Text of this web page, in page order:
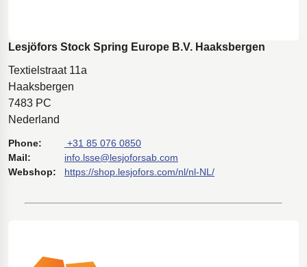
Lesjöfors Stock Spring Europe B.V. Haaksbergen
Textielstraat 11a
Haaksbergen
7483 PC
Nederland
Phone:
+31 85 076 0850
Mail:
info.lsse@lesjoforsab.com
Webshop:
https://shop.lesjofors.com/nl/nl-NL/